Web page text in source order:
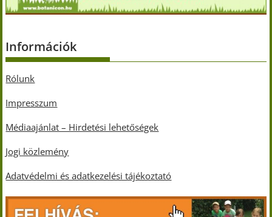
Információk
Rólunk
Impresszum
Médiaajánlat – Hirdetési lehetőségek
Jogi közlemény
Adatvédelmi és adatkezelési tájékoztató